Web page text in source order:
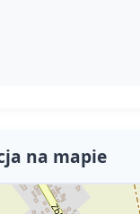
na mapie